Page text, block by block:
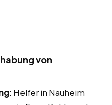
von
: Helfer in Nauheim